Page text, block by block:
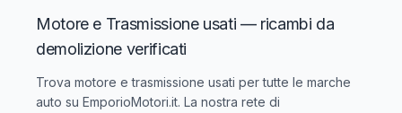
Motore e Trasmissione usati — ricambi da
demolizione verificati
Trova motore e trasmissione usati per tutte le marche
auto su EmporioMotori.it. La nostra rete di